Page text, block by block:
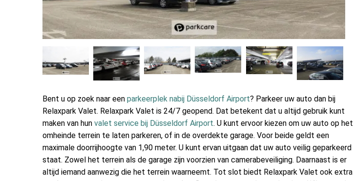
Bent u op zoek naar een parkeerplek nabij Düsseldorf Airport? Parkeer uw auto dan bij
Relaxpark Valet. Relaxpark Valet is 24/7 geopend. Dat betekent dat u altijd gebruik kunt
maken van hun valet service bij Düsseldorf Airport. U kunt ervoor kiezen om uw auto op het
omheinde terrein te laten parkeren, of in de overdekte garage. Voor beide geldt een
maximale doorrijhoogte van 1,90 meter. U kunt ervan uitgaan dat uw auto veilig geparkeerd
staat. Zowel het terrein als de garage zijn voorzien van camerabeveiliging. Daarnaast is er
altijd iemand aanwezig die het terrein waarneemt. Tot slot biedt Relaxpark Valet ook extra